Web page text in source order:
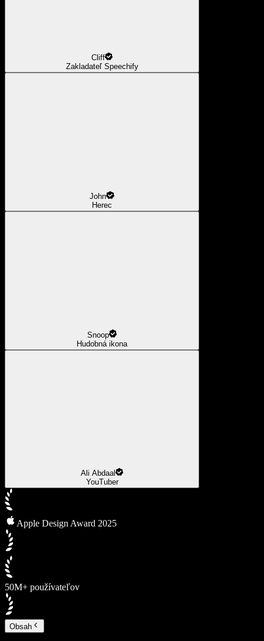
Cliff
Zakladateľ Speechify
John
Herec
Snoop
Hudobná ikona
Ali Abdaal
YouTuber
Apple Design Award 2025
50M+ používateľov
Obsah